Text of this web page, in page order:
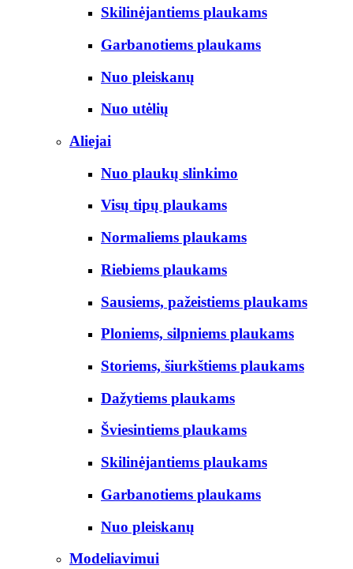
Skilinėjantiems plaukams
Garbanotiems plaukams
Nuo pleiskanų
Nuo utėlių
Aliejai
Nuo plaukų slinkimo
Visų tipų plaukams
Normaliems plaukams
Riebiems plaukams
Sausiems, pažeistiems plaukams
Ploniems, silpniems plaukams
Storiems, šiurkštiems plaukams
Dažytiems plaukams
Šviesintiems plaukams
Skilinėjantiems plaukams
Garbanotiems plaukams
Nuo pleiskanų
Modeliavimui